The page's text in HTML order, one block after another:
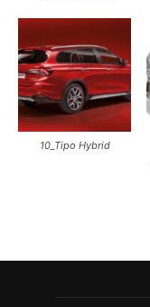
10_Tipo Hybrid